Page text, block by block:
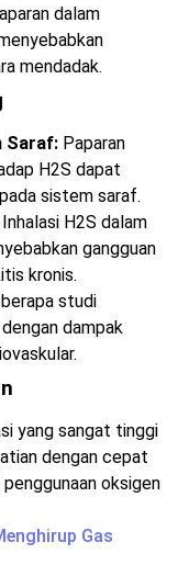
dalam
mendadak.
Saraf: Paparan
H2S dapat
sistem saraf.
Inhalasi H2S dalam
gangguan
kronis.
studi
dampak
yang sangat tinggi
dengan cepat
oksigen
Gas